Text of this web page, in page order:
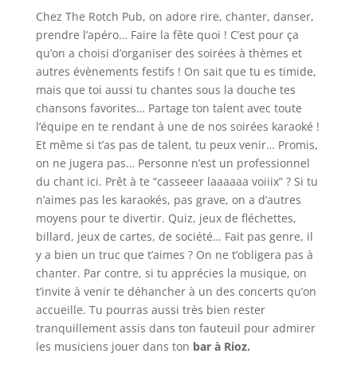
Chez The Rotch Pub, on adore rire, chanter, danser,
prendre l’apéro… Faire la fête quoi ! C’est pour ça
qu’on a choisi d’organiser des soirées à thèmes et
autres évènements festifs ! On sait que tu es timide,
mais que toi aussi tu chantes sous la douche tes
chansons favorites… Partage ton talent avec toute
l’équipe en te rendant à une de nos soirées karaoké !
Et même si t’as pas de talent, tu peux venir… Promis,
on ne jugera pas… Personne n’est un professionnel
du chant ici. Prêt à te “casseeer laaaaaa voiiix” ? Si tu
n’aimes pas les karaokés, pas grave, on a d’autres
moyens pour te divertir. Quiz, jeux de fléchettes,
billard, jeux de cartes, de société… Fait pas genre, il
y a bien un truc que t’aimes ? On ne t’obligera pas à
chanter. Par contre, si tu apprécies la musique, on
t’invite à venir te déhancher à un des concerts qu’on
accueille. Tu pourras aussi très bien rester
tranquillement assis dans ton fauteuil pour admirer
les musiciens jouer dans ton bar à Rioz.